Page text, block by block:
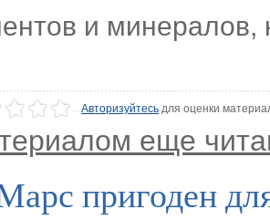
и минералов,
Авторизуйтесьдля оценки
еще
пригоден